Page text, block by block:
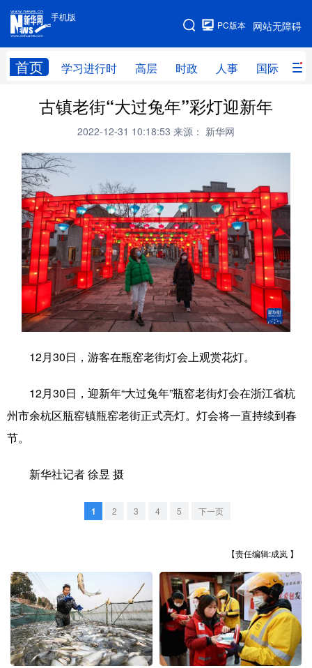
手机版
网站无障碍
PC版本
首页 学习进行时 高层 时政 人事 国际 财
手机版
网站地图
学习进行时 高层 时政 人事
财经 网评
台湾
科技 科创 量子 体育
文化 书画 健康 军事
访谈 视频 图片 政务
法律 中央文件 金融 汽车
食品 人居 信息化 数字经济
彩票 娱乐 时尚 悦读
辽宁 吉林 上海 江苏
浙江 安徽 福建 江西
山东 河南 湖北 湖南
广东 广西 海南 重庆
古镇老街“大过兔年”彩灯迎新年
2022-12-31 10:18:53 来源： 新华网
12月30日，游客在瓶窑老街灯会上观赏花灯。
12月30日，迎新年“大过兔年”瓶窑老街灯会在浙江省杭
州市余杭区瓶窑镇瓶窑老街正式亮灯。灯会将一直持续到春
节。
新华社记者 徐昱 摄
1 2 3 4 5 下一页
【责任编辑:成岚 】